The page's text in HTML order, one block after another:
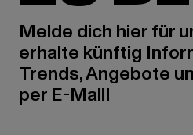
Melde dich hier für
erhalte künftig
Trends, Angebote
per E-Mail!